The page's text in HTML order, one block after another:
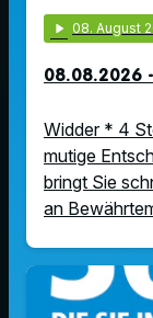
play_arrow 08. August
08.08.2026
Widder * 4
mutige
bringt Sie
an